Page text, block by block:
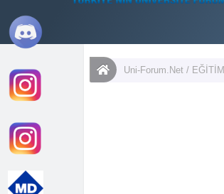
Uni-Forum.Net/ EĞİTİM